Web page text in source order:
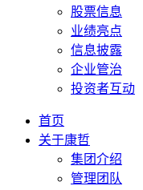
股票信息
业绩亮点
信息披露
企业管治
投资者互动
首页
关于康哲
集团介绍
管理团队